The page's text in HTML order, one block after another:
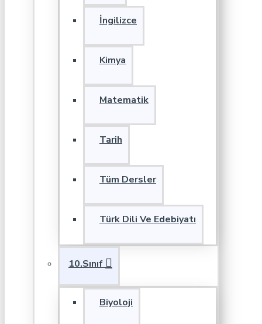
İngilizce
Kimya
Matematik
Tarih
Tüm Dersler
Türk Dili Ve Edebiyatı
10.Sınıf
Biyoloji